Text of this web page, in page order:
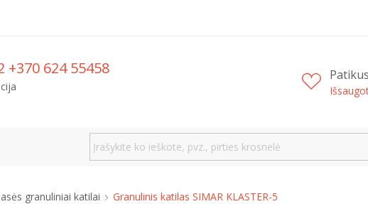
+370 624 55458
granuliniai katilai Granulinis katilas SIMAR KLASTER-5